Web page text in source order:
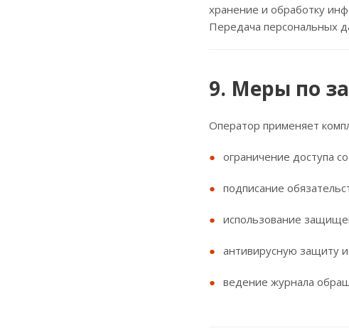
хранение и обработку
Передача персональных
9. Меры по
Оператор применяет
ограничение доступа
подписание
использование
антивирусную защиту
ведение журнала